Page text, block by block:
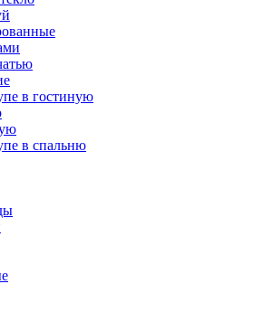
в гостиную
в спальню